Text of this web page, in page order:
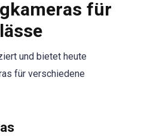
für
und bietet heute
für verschiedene